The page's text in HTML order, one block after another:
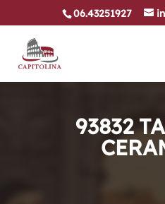
06.43251927
93832